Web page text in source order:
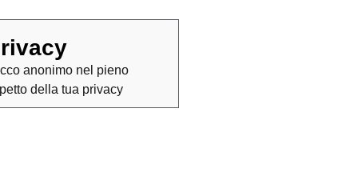
anonimo nel pieno
della tua privacy